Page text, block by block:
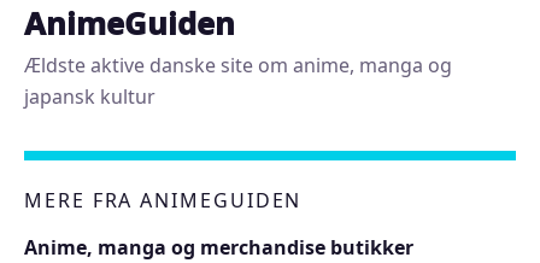
AnimeGuiden
Ældste aktive danske site om anime, manga og
japansk kultur
MERE FRA ANIMEGUIDEN
Anime, manga og merchandise butikker